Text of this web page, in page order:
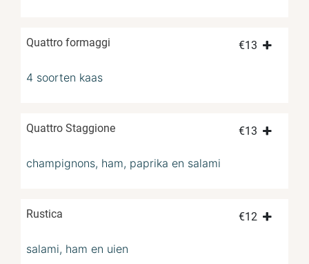
Quattro formaggi €13
4 soorten kaas
Quattro Staggione €13
champignons, ham, paprika en salami
Rustica €12
salami, ham en uien